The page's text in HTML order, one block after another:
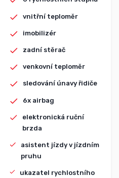
vnitřní teploměr
imobilizér
zadní stěrač
venkovní teploměr
sledování únavy řidiče
6x airbag
elektronická ruční
brzda
asistent jízdy v jízdním
pruhu
ukazatel rychlostního